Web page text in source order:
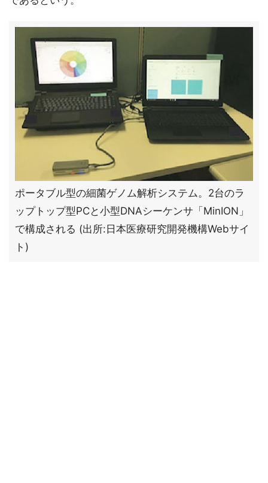
ポータブル型の細菌ゲノム解析システム。2台のラ
ップトップ型PCと小型DNAシーケンサ「MinION」
で構成される (出所:日本医療研究開発機構Webサイ
ト)